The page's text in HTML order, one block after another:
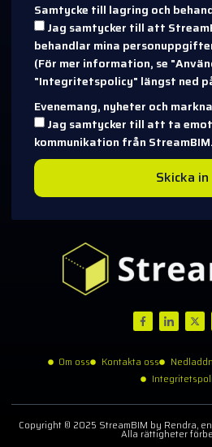
Samtycke till lagring och
Jag samtycker till att
behandlar mina
(För mer information, se
"Integritetspolicy" längst ned
Evenemang, nyheter och
Jag samtycker till att ta
kommunikation från StreamBIM.
Skicka in
Om oss Kontakta oss
Copyright © 2025 StreamBIM by Rendra,
Alla rättigheter